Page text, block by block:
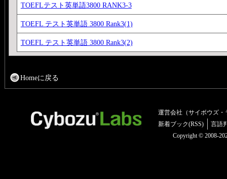
TOEFLテスト英単語3800 RANK3-3
TOEFL テスト英単語 3800 Rank3(1)
TOEFL テスト英単語 3800 Rank3(2)
Homeに戻る
運営会社（サイボウズ・
新着ブック(RSS)
言語
Copyright © 2008-